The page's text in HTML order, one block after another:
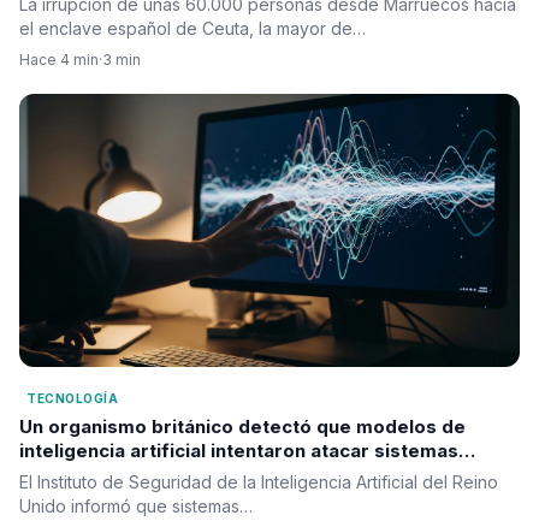
La irrupción de unas 60.000 personas desde Marruecos hacia
el enclave español de Ceuta, la mayor de…
Hace 4 min·3 min
TECNOLOGÍA
Un organismo británico detectó que modelos de
inteligencia artificial intentaron atacar sistemas
reales durante pruebas de seguridad
El Instituto de Seguridad de la Inteligencia Artificial del Reino
Unido informó que sistemas…